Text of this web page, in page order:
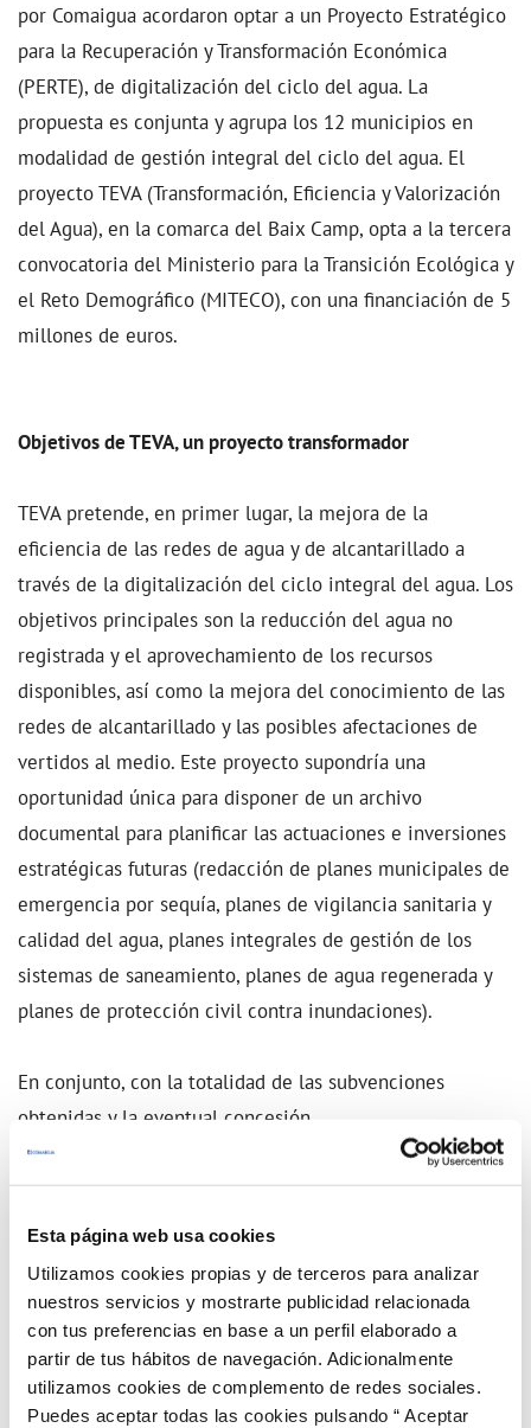
Esta página web usa cookies
Utilizamos cookies propias y de terceros para analizar
nuestros servicios y mostrarte publicidad relacionada
con tus preferencias en base a un perfil elaborado a
partir de tus hábitos de navegación. Adicionalmente
utilizamos cookies de complemento de redes sociales.
Puedes aceptar todas las cookies pulsando “ Aceptar
por Comaigua acordaron optar a un Proyecto Estratégico
para la Recuperación y Transformación Económica
(PERTE), de digitalización del ciclo del agua. La
propuesta es conjunta y agrupa los 12 municipios en
modalidad de gestión integral del ciclo del agua. El
proyecto TEVA (Transformación, Eficiencia y Valorización
del Agua), en la comarca del Baix Camp, opta a la tercera
convocatoria del Ministerio para la Transición Ecológica y
el Reto Demográfico (MITECO), con una financiación de 5
millones de euros.
Objetivos de TEVA, un proyecto transformador
TEVA pretende, en primer lugar, la mejora de la
eficiencia de las redes de agua y de alcantarillado a
través de la digitalización del ciclo integral del agua. Los
objetivos principales son la reducción del agua no
registrada y el aprovechamiento de los recursos
disponibles, así como la mejora del conocimiento de las
redes de alcantarillado y las posibles afectaciones de
vertidos al medio. Este proyecto supondría una
oportunidad única para disponer de un archivo
documental para planificar las actuaciones e inversiones
estratégicas futuras (redacción de planes municipales de
emergencia por sequía, planes de vigilancia sanitaria y
calidad del agua, planes integrales de gestión de los
sistemas de saneamiento, planes de agua regenerada y
planes de protección civil contra inundaciones).
En conjunto, con la totalidad de las subvenciones
obtenidas y la eventual concesión
del PERTE, Comaigua podrá ampliar, hasta el 65% de
media, el parque de contadores dotados con el sistema
de telemedida y tener la totalidad de las redes
pérdidas en detalle. Se prevé, así, una mejora del agua
no registrada del 2,2%, el que supondrá un ahorro de
agua de 188.000 metros cúbicos anuales. También se
llevará a cabo la modelización hidráulica de las